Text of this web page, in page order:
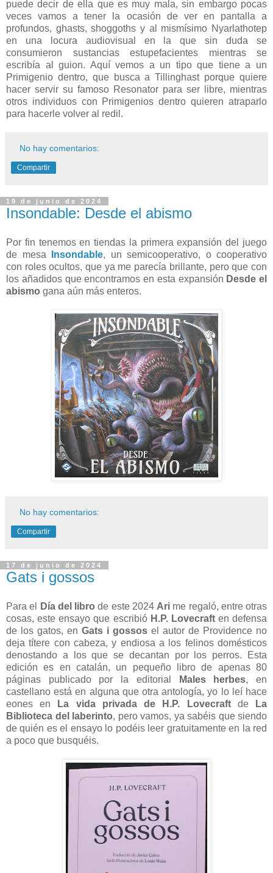
puede decir de ella que es muy mala, sin embargo pocas
veces vamos a tener la ocasión de ver en pantalla a
profundos, ghasts, shoggoths y al mismísimo Nyarlathotep
en una locura audiovisual en la que sin duda se
consumieron sustancias estupefacientes mientras se
escribía al guion. Aquí vemos a un tipo que tiene a un
Primigenio dentro, que busca a Tillinghast porque quiere
hacer servir su famoso Resonator para ser libre, mientras
otros individuos con Primigenios dentro quieren atraparlo
para hacerle volver al redil.
No hay comentarios:
Compartir
19 de junio de 2024
Insondable: Desde el abismo
Por fin tenemos en tiendas la primera expansión del juego
de mesa
Insondable, un semicooperativo, o cooperativo
con roles ocultos, que ya me parecía brillante, pero que con
los añadidos que encontramos en esta expansión Desde el
abismo gana aún más enteros.
No hay comentarios:
Compartir
17 de junio de 2024
Gats i gossos
Para el Día del libro de este 2024 Ari me regaló, entre otras
cosas, este ensayo que escribió H.P. Lovecraften defensa
de los gatos, en Gats i gossos el autor de Providence no
deja títere con cabeza, y endiosa a los felinos domésticos
denostando a los que se decantan por los perros. Esta
edición es en catalán, un pequeño libro de apenas 80
páginas publicado por la editorial
Males herbes, en
castellano está en alguna que otra antología, yo lo leí hace
eones en
La vida privada de H.P. Lovecraftde
La
Biblioteca del laberinto, pero vamos, ya sabéis que siendo
de quién es el ensayo lo podéis leer gratuitamente en la red
a poco que busquéis.